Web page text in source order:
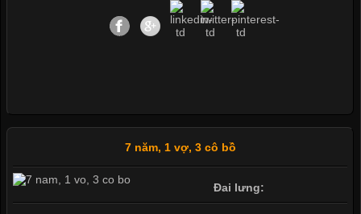
7 năm, 1 vợ, 3 cô bồ
Đai lưng: